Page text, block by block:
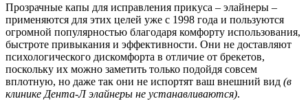
Прозрачные капы для исправления прикуса – элайнеры –
применяются для этих целей уже с 1998 года и пользуются
огромной популярностью благодаря комфорту использования,
быстроте привыкания и эффективности. Они не доставляют
психологического дискомфорта в отличие от брекетов,
поскольку их можно заметить только подойдя совсем
вплотную, но даже так они не испортят ваш внешний вид (в
клинике Дента-Л элайнеры не устанавливаются).